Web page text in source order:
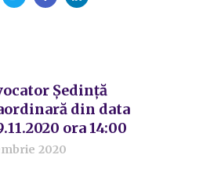
Ședință
din data
ora 14:00
2020